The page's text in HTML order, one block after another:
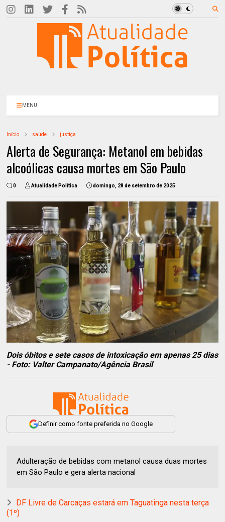
MENU
Início saúde justiça
Alerta de Segurança: Metanol em bebidas
alcoólicas causa mortes em São Paulo
0 Atualidade Política domingo, 28 de setembro de 2025
Dois óbitos e sete casos de intoxicação em apenas 25 dias
- Foto: Valter Campanato/Agência Brasil
Definir como fonte preferida no Google
Adulteração de bebidas com metanol causa duas mortes
em São Paulo e gera alerta nacional
DF Livre de Carcaças estará em Taguatinga nesta terça
(1º)